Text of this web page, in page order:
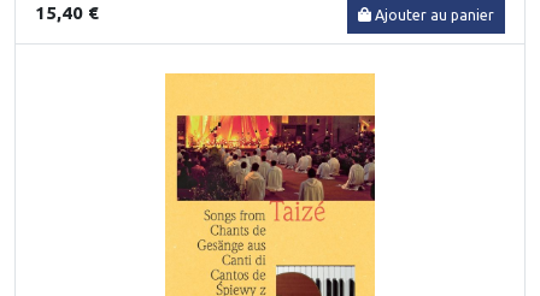
15,40 € Ajouter au panier